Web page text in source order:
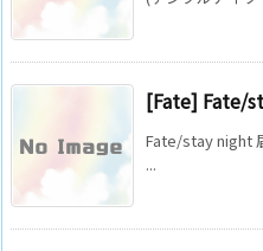
[Fate] Fate/
Fate/stay night
...